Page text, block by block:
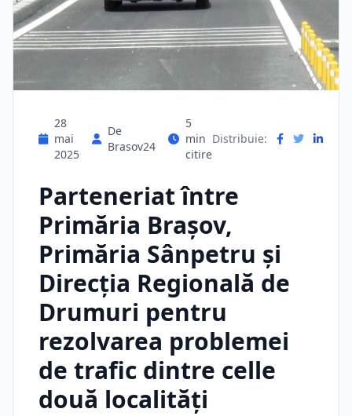
28
mai
2025
De
Brasov24
5
min
citire
Distribuie:
Parteneriat între
Primăria Braşov,
Primăria Sânpetru şi
Direcţia Regională de
Drumuri pentru
rezolvarea problemei
de trafic dintre celle
două localităţi